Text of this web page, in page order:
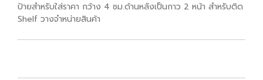
ป้ายสำหรับใส่ราคา กว้าง 4 ซม.ด้านหลังเป็นกาว 2 หน้า สำหรับติด
Shelf วางจำหน่ายสินค้า